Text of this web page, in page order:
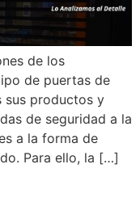
de los
de puertas de
sus productos y
de seguridad a la
a la forma de
Para ello, la […]